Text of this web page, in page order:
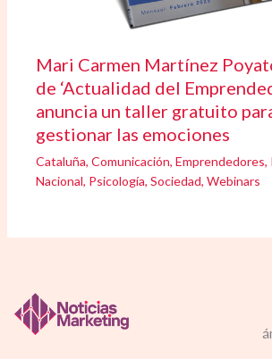
Mari Carmen Martínez
de ‘Actualidad del
anuncia un taller gratuito
gestionar las emociones
Cataluña,Comunicación,Emprendedores,
Nacional, Psicología,Sociedad,Webinars